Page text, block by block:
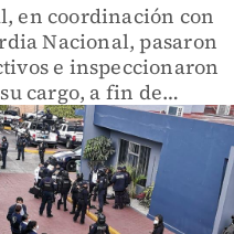
en coordinación con
Nacional, pasaron
e inspeccionaron
cargo, a fin de
hayan empleado en la